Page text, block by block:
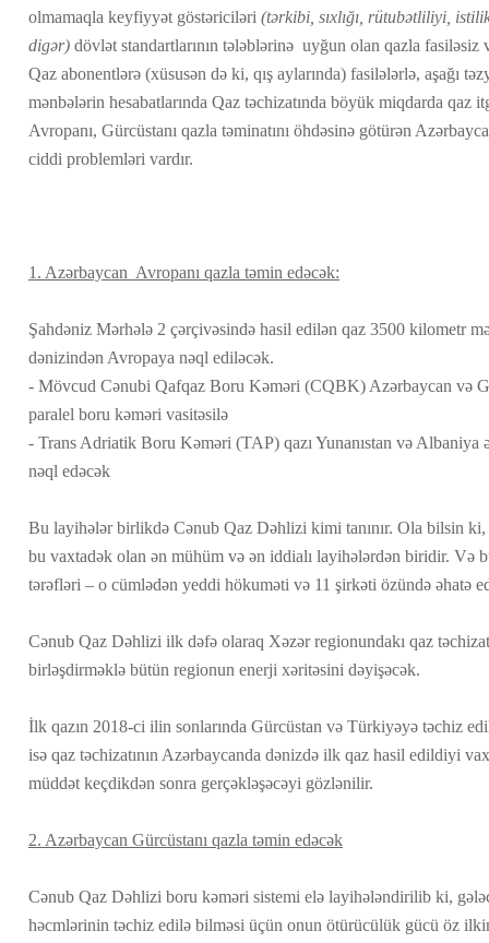
olmamaqla keyfiyyət göstəriciləri (tərkibi, sıxlığı, rütubətliliyi,
digər) dövlət standartlarının tələblərinə uyğun olan qazla fasiləsiz
Qaz abonentlərə (xüsusən də ki, qış aylarında) fasilələrlə, aşağı
mənbələrin hesabatlarında Qaz təchizatında böyük miqdarda qaz
Avropanı, Gürcüstanı qazla təminatını öhdəsinə götürən
ciddi problemləri vardır.
1. Azərbaycan Avropanı qazla təmin edəcək:
Şahdəniz Mərhələ 2 çərçivəsində hasil edilən qaz 3500 kilometr
dənizindən Avropaya nəql ediləcək.
- Mövcud Cənubi Qafqaz Boru Kəməri (CQBK) Azərbaycan və
paralel boru kəməri vasitəsilə
- Trans Adriatik Boru Kəməri (TAP) qazı Yunanıstan və Albaniya
nəql edəcək
Bu layihələr birlikdə Cənub Qaz Dəhlizi kimi tanınır. Ola bilsin ki,
bu vaxtadək olan ən mühüm və ən iddialı layihələrdən biridir. Və
tərəfləri – o cümlədən yeddi hökuməti və 11 şirkəti özündə əhatə
Cənub Qaz Dəhlizi ilk dəfə olaraq Xəzər regionundakı qaz
birləşdirməklə bütün regionun enerji xəritəsini dəyişəcək.
İlk qazın 2018-ci ilin sonlarında Gürcüstan və Türkiyəyə təchiz
isə qaz təchizatının Azərbaycanda dənizdə ilk qaz hasil edildiyi
müddət keçdikdən sonra gerçəkləşəcəyi gözlənilir.
2. Azərbaycan Gürcüstanı qazla təmin edəcək
Cənub Qaz Dəhlizi boru kəməri sistemi elə layihələndirilib ki,
həcmlərinin təchiz edilə bilməsi üçün onun ötürücülük gücü öz